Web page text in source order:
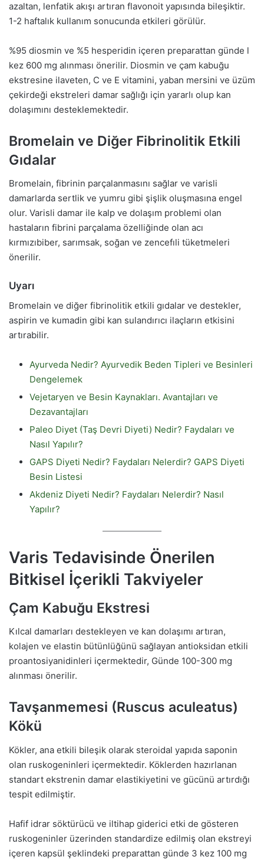
azaltan, lenfatik akışı artıran flavonoit yapısında bileşiktir.
1-2 haftalık kullanım sonucunda etkileri görülür.
%95 diosmin ve %5 hesperidin içeren preparattan günde l
kez 600 mg alınması önerilir. Diosmin ve çam kabuğu
ekstresine ilaveten, C ve E vitamini, yaban mersini ve üzüm
çekirdeği ekstreleri damar sağlığı için yararlı olup kan
dolaşımını desteklemektedir.
Bromelain ve Diğer Fibrinolitik Etkili
Gıdalar
Bromelain, fibrinin parçalanmasını sağlar ve varisli
damarlarda sertlik ve yumru gibi şişlik oluşmasına engel
olur. Varisli damar ile kalp ve dolaşım problemi olan
hastaların fibrini parçalama özelliğinde olan acı
kırmızıbiber, sarımsak, soğan ve zencefıli tüketmeleri
önerilir.
Uyarı
Bromelain ve diğer fibrinolitik etkili gıdalar ve destekler,
aspirin ve kumadin gibi kan sulandırıcı ilaçların etkisini
artırabilir.
Ayurveda Nedir? Ayurvedik Beden Tipleri ve Besinleri
Dengelemek
Vejetaryen ve Besin Kaynakları. Avantajları ve
Dezavantajları
Paleo Diyet (Taş Devri Diyeti) Nedir? Faydaları ve
Nasıl Yapılır?
GAPS Diyeti Nedir? Faydaları Nelerdir? GAPS Diyeti
Besin Listesi
Akdeniz Diyeti Nedir? Faydaları Nelerdir? Nasıl
Yapılır?
Varis Tedavisinde Önerilen
Bitkisel İçerikli Takviyeler
Çam Kabuğu Ekstresi
Kılcal damarları destekleyen ve kan dolaşımı artıran,
kolajen ve elastin bütünlüğünü sağlayan antioksidan etkili
proantosiyanidinleri içermektedir, Günde 100-300 mg
alınması önerilir.
Tavşanmemesi (Ruscus aculeatus)
Kökü
Kökler, ana etkili bileşik olarak steroidal yapıda saponin
olan ruskogeninleri içermektedir. Köklerden hazırlanan
standart ekstrenin damar elastikiyetini ve gücünü artırdığı
tespit edilmiştir.
Hafif idrar söktürücü ve iltihap giderici etki de gösteren
ruskogeninler üzerinden standardize edilmiş olan ekstreyi
içeren kapsül şeklindeki preparattan günde 3 kez 100 mg